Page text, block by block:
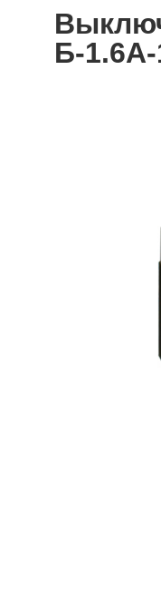
Владимир Юрьевич
Компания ЮШЕ-
изготовление и
110 кВ для пополнения
Продукция поставлена
Наоборот, деревянные
качества, пропитка
На комплектные
Б-1.6А-